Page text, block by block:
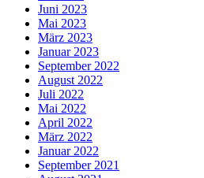
Juni 2023
Mai 2023
März 2023
Januar 2023
September 2022
August 2022
Juli 2022
Mai 2022
April 2022
März 2022
Januar 2022
September 2021